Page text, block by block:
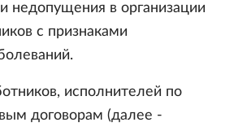
недопущения в организации
с признаками
исполнителей по
договорам (далее -